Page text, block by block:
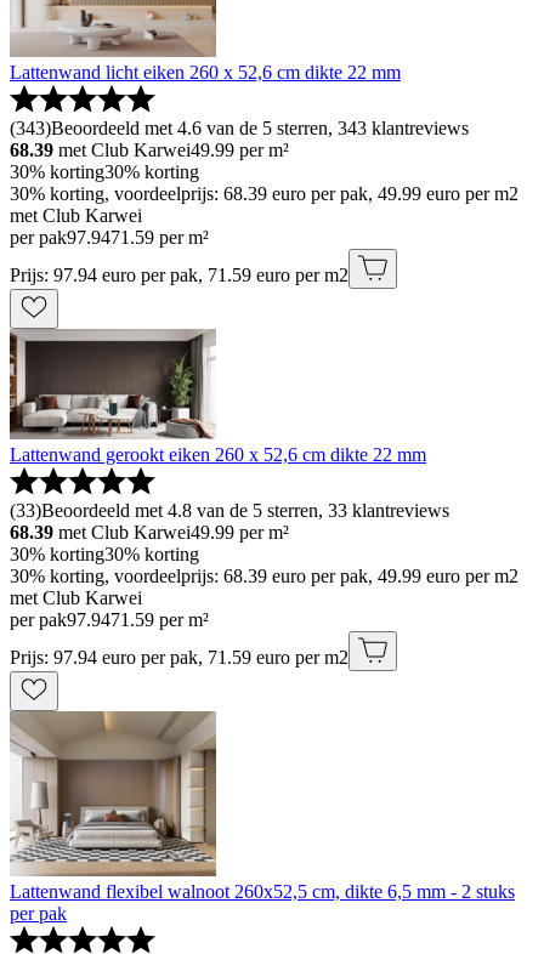
Lattenwand licht eiken 260 x 52,6 cm dikte 22 mm
(343)Beoordeeld met 4.6 van de 5 sterren, 343 klantreviews
68.39 met Club Karwei49.99 per m²
30% korting30% korting
30% korting, voordeelprijs: 68.39 euro per pak, 49.99 euro per m2
met Club Karwei
per pak97.9471.59 per m²
Prijs: 97.94 euro per pak, 71.59 euro per m2
Lattenwand gerookt eiken 260 x 52,6 cm dikte 22 mm
(33)Beoordeeld met 4.8 van de 5 sterren, 33 klantreviews
68.39 met Club Karwei49.99 per m²
30% korting30% korting
30% korting, voordeelprijs: 68.39 euro per pak, 49.99 euro per m2
met Club Karwei
per pak97.9471.59 per m²
Prijs: 97.94 euro per pak, 71.59 euro per m2
Lattenwand flexibel walnoot 260x52,5 cm, dikte 6,5 mm - 2 stuks
per pak